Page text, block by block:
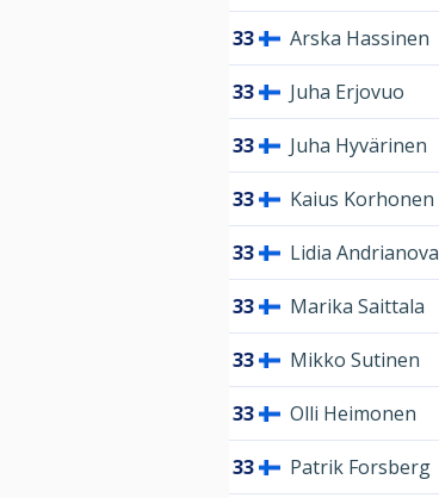
33 Arska Hassinen
33 Juha Erjovuo
33 Juha Hyvärinen
33 Kaius Korhonen
33 Lidia Andrianova
33 Marika Saittala
33 Mikko Sutinen
33 Olli Heimonen
33 Patrik Forsberg